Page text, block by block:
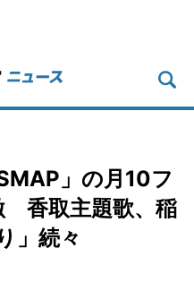
」の月10フ
香取主題歌、稲
」続々